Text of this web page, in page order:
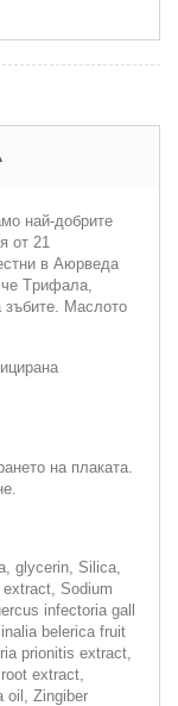
най-добрите
от 21
в Аюрведа
Tрифала,
Маслото
на плаката.
glycerin, Silica,
Sodium
infectoria gall
belerica fruit
prionitis extract,
extract,
oil, Zingiber